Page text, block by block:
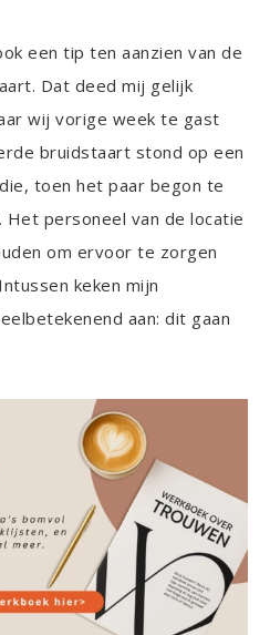
een tip ten aanzien van de
Dat deed mij gelijk
wij vorige week te gast
bruidstaart stond op een
toen het paar begon te
Het personeel van de locatie
om ervoor te zorgen
keken mijn
aan: dit gaan